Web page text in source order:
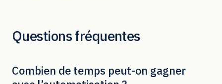
Questions fréquentes
Combien de temps peut-on gagner